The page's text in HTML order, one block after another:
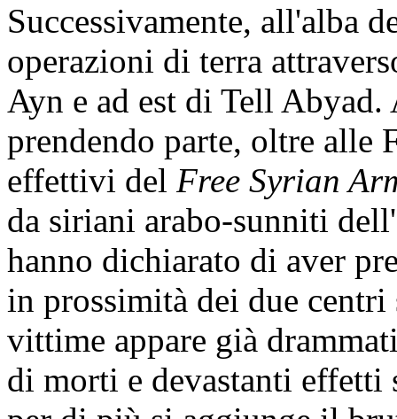
Successivamente, all'alba
operazioni di terra
Ayn e ad est di Tell
prendendo parte, oltre alle
effettivi del Free Syrian
da siriani arabo-sunniti
hanno dichiarato di aver
in prossimità dei due
vittime appare già
di morti e devastanti effetti